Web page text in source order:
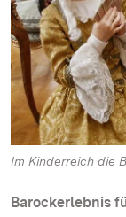
Im Kinderreich die
Barockerlebnis